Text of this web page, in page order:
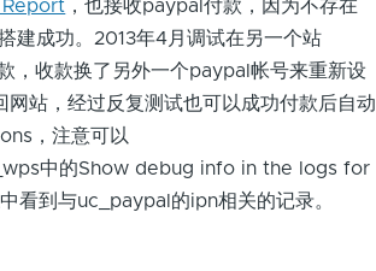
，也接收paypal付款，因为不存在
建成功。2013年4月调试在另一个站
，收款换了另外一个paypal帐号来重新设
站，经过反复测试也可以成功付款后自动
，注意可以
中的Show debug info in the logs for
看到与uc_paypal的ipn相关的记录。